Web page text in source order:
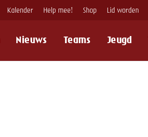
Kalender Help mee! Shop Lid worden
Nieuws Teams Jeugd